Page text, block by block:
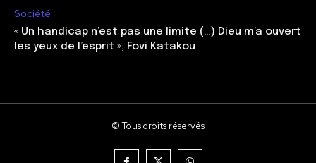
Société
« Un handicap n’est pas une limite (…) Dieu m’a ouvert
les yeux de l’esprit », Fovi Katakou
© Tous droits réservés